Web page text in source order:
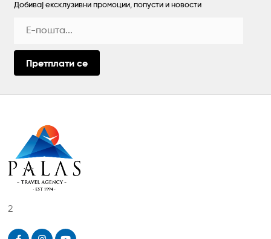
Добивај ексклузивни промоции, попусти и новости
Претплати се
2